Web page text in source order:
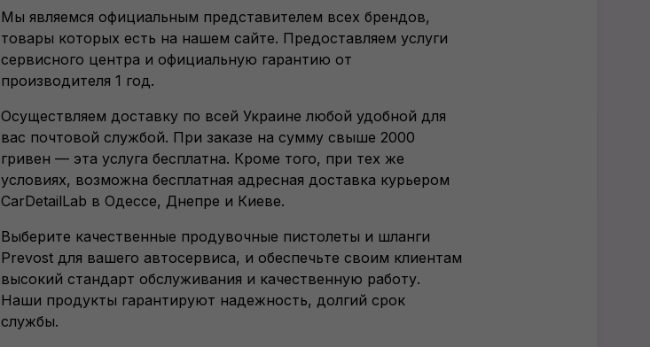
Мы являемся официальным представителем всех брендов,
товары которых есть на нашем сайте. Предоставляем услуги
сервисного центра и официальную гарантию от
производителя 1 год.
Осуществляем доставку по всей Украине любой удобной для
вас почтовой службой. При заказе на сумму свыше 2000
гривен — эта услуга бесплатна. Кроме того, при тех же
условиях, возможна бесплатная адресная доставка курьером
CarDetailLab в Одессе, Днепре и Киеве.
Выберите качественные продувочные пистолеты и шланги
Prevost для вашего автосервиса, и обеспечьте своим клиентам
высокий стандарт обслуживания и качественную работу.
Наши продукты гарантируют надежность, долгий срок
службы.